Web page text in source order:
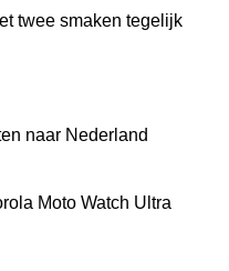
twee smaken tegelijk
naar Nederland
Moto Watch Ultra